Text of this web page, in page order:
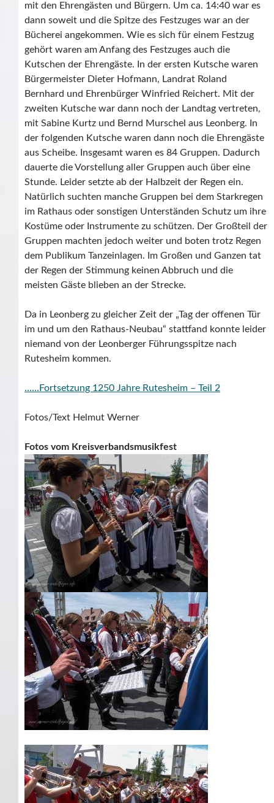
mit den Ehrengästen und Bürgern. Um ca. 14:40 war es
dann soweit und die Spitze des Festzuges war an der
Bücherei angekommen. Wie es sich für einem Festzug
gehört waren am Anfang des Festzuges auch die
Kutschen der Ehrengäste. In der ersten Kutsche waren
Bürgermeister Dieter Hofmann, Landrat Roland
Bernhard und Ehrenbürger Winfried Reichert. Mit der
zweiten Kutsche war dann noch der Landtag vertreten,
mit Sabine Kurtz und Bernd Murschel aus Leonberg. In
der folgenden Kutsche waren dann noch die Ehrengäste
aus Scheibe. Insgesamt waren es 84 Gruppen. Dadurch
dauerte die Vorstellung aller Gruppen auch über eine
Stunde. Leider setzte ab der Halbzeit der Regen ein.
Natürlich suchten manche Gruppen bei dem Starkregen
im Rathaus oder sonstigen Unterständen Schutz um ihre
Kostüme oder Instrumente zu schützen. Der Großteil der
Gruppen machten jedoch weiter und boten trotz Regen
dem Publikum Tanzeinlagen. Im Großen und Ganzen tat
der Regen der Stimmung keinen Abbruch und die
meisten Gäste blieben an der Strecke.
Da in Leonberg zu gleicher Zeit der „Tag der offenen Tür
im und um den Rathaus-Neubau“ stattfand konnte leider
niemand von der Leonberger Führungsspitze nach
Rutesheim kommen.
……Fortsetzung 1250 Jahre Rutesheim – Teil 2
Fotos/Text Helmut Werner
Fotos vom Kreisverbandsmusikfest